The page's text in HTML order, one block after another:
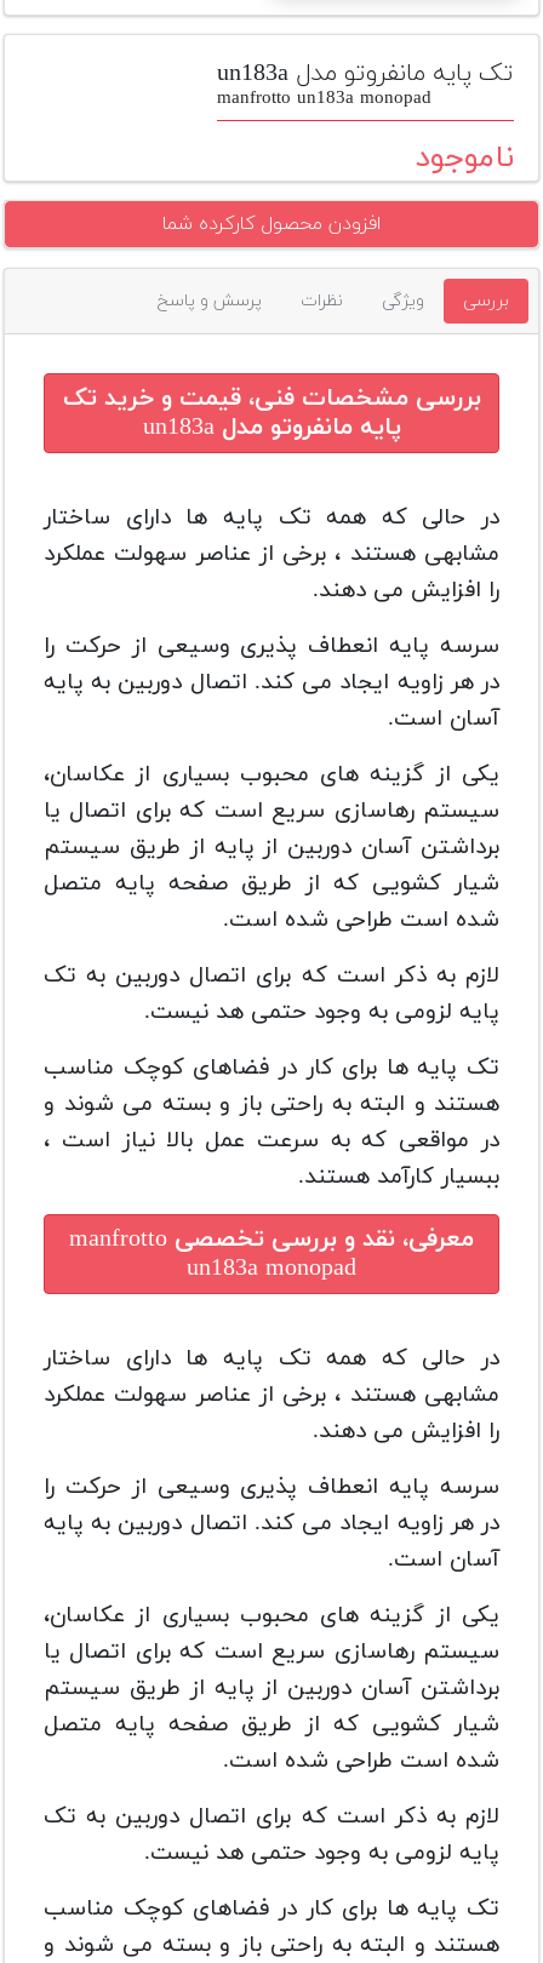
تجهیزات
مکث
افزودن
محصول
دست
لیست
قیمت
دوربین
بله
تک پایه مانفروتو مدل un183a
manfrotto un183a monopad
ناموجود
افزودن محصول کارکرده شما
بررسی ویژگی نظرات پرسش و پاسخ
بررسی مشخصات فنی، قیمت و خریدتک
پایه مانفروتو مدل un183a
در حالی که همه تک پایه ها دارای ساختار
مشابهی هستند ، برخی از عناصر سهولت عملکرد
را افزایش می دهند.
سرسه پایه انعطاف پذیری وسیعی از حرکت را
در هر زاویه ایجاد می کند. اتصال دوربین به پایه
آسان است.
یکی از گزینه های محبوب بسیاری از عکاسان،
سیستم رهاسازی سریع است که برای اتصال یا
برداشتن آسان دوربین از پایه از طریق سیستم
شیار کشویی که از طریق صفحه پایه متصل
شده است طراحی شده است.
لازم به ذکر است که برای اتصال دوربین به تک
پایه لزومی به وجود حتمی هد نیست.
تک پایه ها برای کار در فضاهای کوچک مناسب
هستند و البته به راحتی باز و بسته می شوند و
در مواقعی که به سرعت عمل بالا نیاز است ،
ببسیار کارآمد هستند.
معرفی، نقد و بررسی تخصصی manfrotto
un183a monopad
در حالی که همه تک پایه ها دارای ساختار
مشابهی هستند ، برخی از عناصر سهولت عملکرد
را افزایش می دهند.
سرسه پایه انعطاف پذیری وسیعی از حرکت را
در هر زاویه ایجاد می کند. اتصال دوربین به پایه
آسان است.
یکی از گزینه های محبوب بسیاری از عکاسان،
سیستم رهاسازی سریع است که برای اتصال یا
برداشتن آسان دوربین از پایه از طریق سیستم
شیار کشویی که از طریق صفحه پایه متصل
شده است طراحی شده است.
لازم به ذکر است که برای اتصال دوربین به تک
پایه لزومی به وجود حتمی هد نیست.
تک پایه ها برای کار در فضاهای کوچک مناسب
هستند و البته به راحتی باز و بسته می شوند و